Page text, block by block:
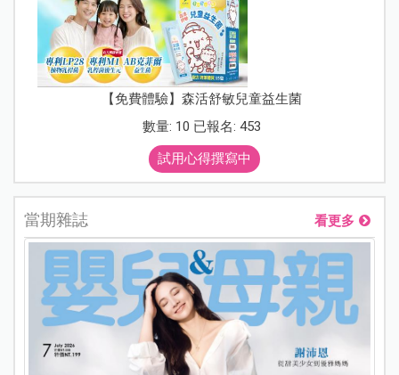
【免費體驗】森活舒敏兒童益生菌
數量: 10 已報名: 453
試用心得撰寫中
當期雜誌 看更多